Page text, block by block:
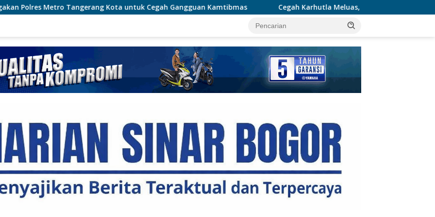
Kota untuk Cegah Gangguan Kamtibmas Cegah Karhutla Meluas, Wakapolda Riau dan Irdam XIX/TT Turun